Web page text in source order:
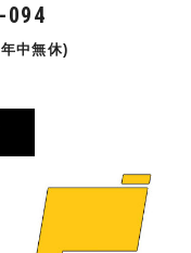
094
中無休)